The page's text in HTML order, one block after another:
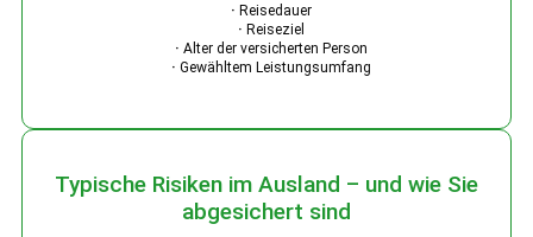
· Reisedauer
· Reiseziel
· Alter der versicherten Person
· Gewähltem Leistungsumfang
Typische Risiken im Ausland – und wie Sie
abgesichert sind